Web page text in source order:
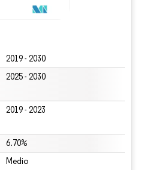
2019 - 2030
2025 - 2030
2019 - 2023
6.70%
Medio